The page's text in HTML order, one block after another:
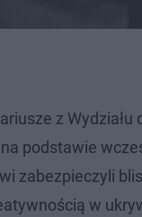
z
podstawie
zabezpieczyli
w